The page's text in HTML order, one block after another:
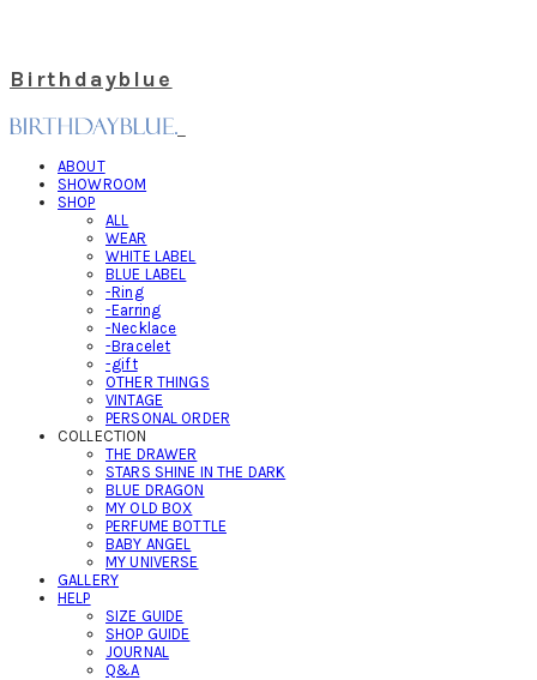
Birthdayblue
ABOUT
SHOWROOM
SHOP
ALL
WEAR
WHITE LABEL
BLUE LABEL
-Ring
-Earring
-Necklace
-Bracelet
-gift
OTHER THINGS
VINTAGE
PERSONAL ORDER
COLLECTION
THE DRAWER
STARS SHINE IN THE DARK
BLUE DRAGON
MY OLD BOX
PERFUME BOTTLE
BABY ANGEL
MY UNIVERSE
GALLERY
HELP
SIZE GUIDE
SHOP GUIDE
JOURNAL
Q&A